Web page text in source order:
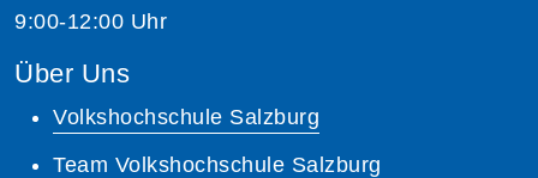
9:00-12:00 Uhr
Über Uns
Volkshochschule Salzburg
Team Volkshochschule Salzburg